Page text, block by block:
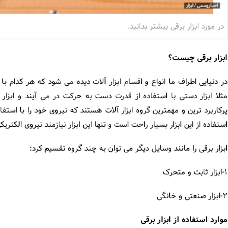
در مورد ابزار برقی بیشتر بدانید.
ابزار برقی چیست؟
در دنیایی اطراف ما انواع و اقسام ابزار آلات دیده می شود که هر
مثلا ابزار دستی با استفاده از قدرت دست به حرکت در می آیند و ابزار
پرکاربرد ترین و مهمترین گروه ابزار آلات هستند که نیروی خود را با
استفاده از این ابزار بسیار راحت است و تنها این ابزار نیازمند نیروی
ابزار برقی را مانند وسایل دیگر می توان به چند گروه تقسیم کرد:
1-ابزار ثابت و متحرک
2-ابزار صنعتی و خانگی
موارد استفاده از ابزار برقی